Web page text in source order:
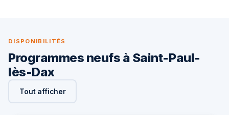
DISPONIBILITÉS
Programmes neufs à Saint-Paul-
lès-Dax
Tout afficher